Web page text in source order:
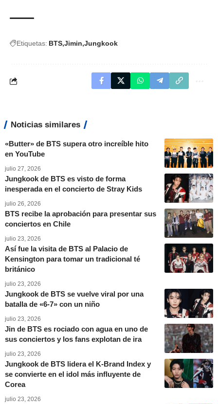
Etiquetas: BTS Jimin Jungkook
Noticias similares
«Butter» de BTS supera otro increíble hito
en YouTube
julio 27, 2026
Jungkook de BTS es visto de forma
inesperada en el concierto de Stray Kids
julio 26, 2026
BTS recibe la aprobación para presentar sus
conciertos en Chile
julio 23, 2026
Así fue la visita de BTS al Palacio de
Kensington para tomar un tradicional té
británico
julio 23, 2026
Jungkook de BTS se vuelve viral por una
batalla de «6-7» con un niño
julio 23, 2026
Jin de BTS es rociado con agua en uno de
sus conciertos y los fans explotan de ira
julio 23, 2026
Jungkook de BTS lidera el K-Brand Index y
se convierte en el idol más influyente de
Corea
julio 23, 2026